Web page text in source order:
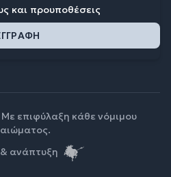
και προυποθέσεις
επιφύλαξη κάθε νόμιμου
ανάπτυξη